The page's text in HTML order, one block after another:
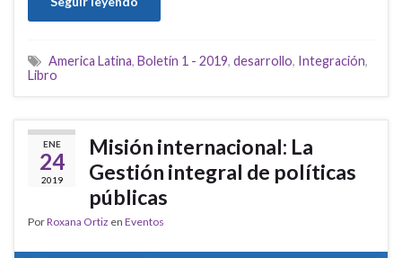
America Latina, Boletín 1 - 2019, desarrollo, Integración,
Libro
ENE
24
2019
Misión internacional: La
Gestión integral de políticas
públicas
PorRoxana Ortiz en Eventos